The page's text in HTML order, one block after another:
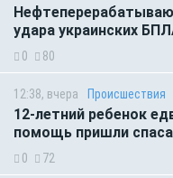
удара украинских
0 80
12:38, вчера Происшествия
12-летний ребенок
помощь пришли
0 72